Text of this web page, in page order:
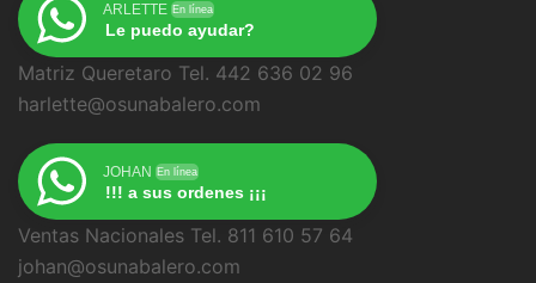
ARLETTE En línea
Le puedo ayudar?
Matriz Queretaro Tel. 442 636 02 96
harlette@osunabalero.com
JOHAN En línea
!!! a sus ordenes ¡¡¡
Ventas Nacionales Tel. 811 610 57 64
johan@osunabalero.com